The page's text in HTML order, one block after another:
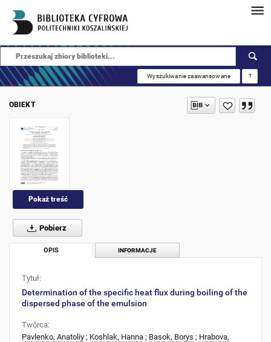
Wyszukiwanie zaawansowane ?
OBIEKT
Pokaż treść
Pobierz
OPIS INFORMACJE
Tytuł:
Determination of the specific heat flux during boiling of the
dispersed phase of the emulsion
Twórca:
Pavlenkо, Anatoliy ; Koshlak, Hanna ; Basok, Borys ; Hrabova,